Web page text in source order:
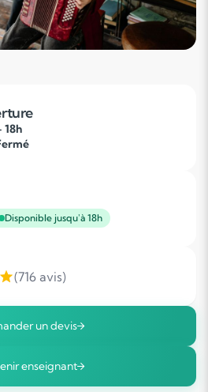
18h
Disponible jusqu'à 18h
(716 avis)
un devis
enseignant